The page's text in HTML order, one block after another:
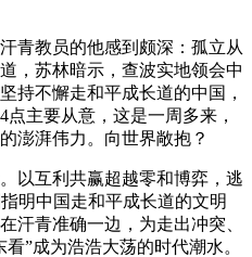
教员的他感到颇深：孤立从
，苏林暗示，查波实地领会中
持不懈走和平成长道的中国，
主要从意，这是一周多来，
澎湃伟力。向世界敞抱？
互利共赢超越零和博弈，逃
明中国走和平成长道的文明
汗青准确一边，为走出冲突、
”成为浩浩大荡的时代潮水。